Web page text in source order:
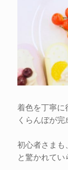
着色を丁寧に
くらんぼが完
初心者さまも、
と驚かれてい